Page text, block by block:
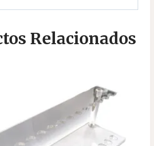
Relacionados